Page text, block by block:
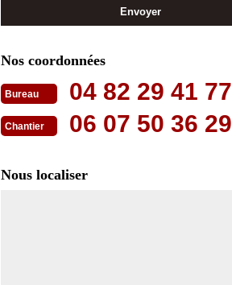
Nos coordonnées
Bureau 04 82 29 41 77
Chantier 06 07 50 36 29
Nous localiser